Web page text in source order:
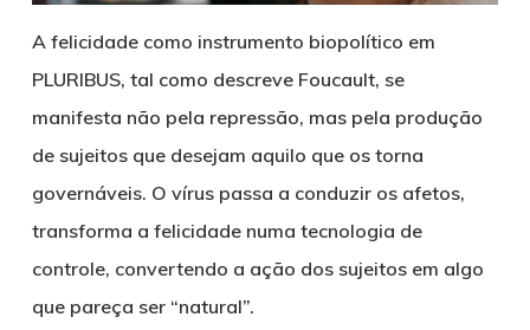
A felicidade como instrumento biopolítico em
PLURIBUS, tal como descreve Foucault, se
manifesta não pela repressão, mas pela produção
de sujeitos que desejam aquilo que os torna
governáveis. O vírus passa a conduzir os afetos,
transforma a felicidade numa tecnologia de
controle, convertendo a ação dos sujeitos em algo
que pareça ser “natural”.